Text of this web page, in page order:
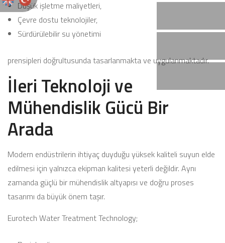
Düşük işletme maliyetleri,
Çevre dostu teknolojiler,
Sürdürülebilir su yönetimi
prensipleri doğrultusunda tasarlanmakta ve uygulanmaktadır.
İleri Teknoloji ve
Mühendislik Gücü Bir
Arada
Modern endüstrilerin ihtiyaç duyduğu yüksek kaliteli suyun elde
edilmesi için yalnızca ekipman kalitesi yeterli değildir. Aynı
zamanda güçlü bir mühendislik altyapısı ve doğru proses
tasarımı da büyük önem taşır.
Eurotech Water Treatment Technology;